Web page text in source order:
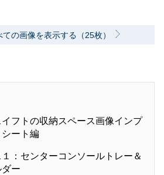
の画像を表示する（25枚）
フトの収納スペース画像インプ
ート編
：センターコンソールトレー＆
ダー